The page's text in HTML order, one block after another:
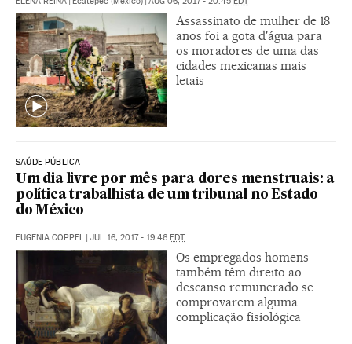
Assassinato de mulher de 18
anos foi a gota d'água para
os moradores de uma das
cidades mexicanas mais
letais
SAÚDE PÚBLICA
Um dia livre por mês para dores menstruais: a
política trabalhista de um tribunal no Estado
do México
EUGENIA COPPEL | JUL 16, 2017 - 19:46 EDT
Os empregados homens
também têm direito ao
descanso remunerado se
comprovarem alguma
complicação fisiológica